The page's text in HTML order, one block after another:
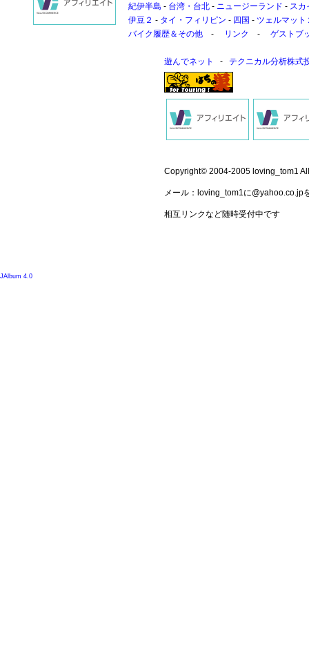
紀伊半島 - 台湾・台北 - ニュージーランド - スカ
伊豆２ - タイ・フィリピン - 四国 - ツェルマット
バイク履歴＆その他 - リンク - ゲストブ
遊んでネット - テクニカル分析株式
Copyright© 2004-2005 loving_tom1
メール：loving_tom1に@yahoo.co.jp
相互リンクなど随時受付中です
JAlbum 4.0